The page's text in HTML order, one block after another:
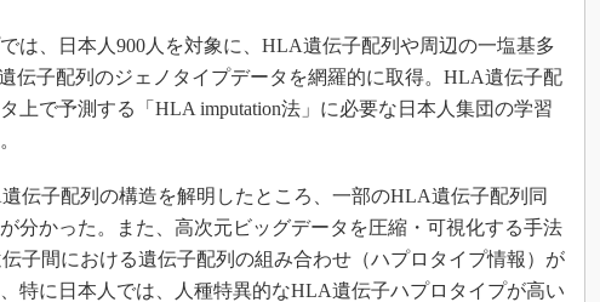
メイドインジャパン
植物工場
グローバル設計・開発
制御セキュリティ
新型コロナへの対応
は、日本人900人を対象に、HLA遺伝子配列や周辺の一塩基多
伝子配列のジェノタイプデータを網羅的に取得。HLA遺伝子配
上で予測する「HLA imputation法」に必要な日本人集団の学習
伝子配列の構造を解明したところ、一部のHLA遺伝子配列同
分かった。また、高次元ビッグデータを圧縮・可視化する手法
子間における遺伝子配列の組み合わせ（ハプロタイプ情報）が
特に日本人では、人種特異的なHLA遺伝子ハプロタイプが高い